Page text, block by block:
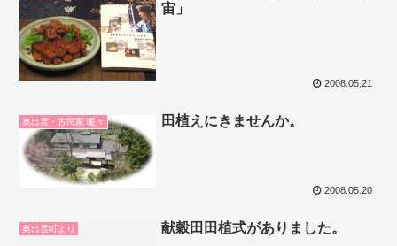
宙」
2008.05.21
奥出雲・古民家 暖々 田植えにきませんか。
2008.05.20
奥出雲町より 献穀田田植式がありました。